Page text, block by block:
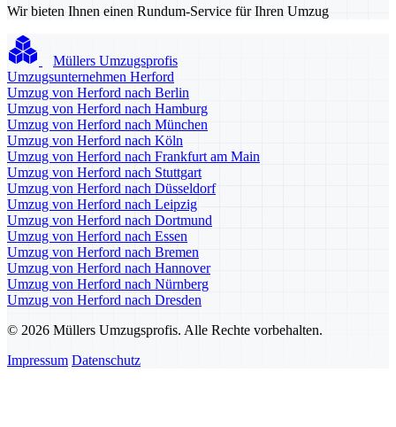
Wir bieten Ihnen einen Rundum-Service für Ihren Umzug
Müllers Umzugsprofis
Umzugsunternehmen Herford
Umzug von Herford nach Berlin
Umzug von Herford nach Hamburg
Umzug von Herford nach München
Umzug von Herford nach Köln
Umzug von Herford nach Frankfurt am Main
Umzug von Herford nach Stuttgart
Umzug von Herford nach Düsseldorf
Umzug von Herford nach Leipzig
Umzug von Herford nach Dortmund
Umzug von Herford nach Essen
Umzug von Herford nach Bremen
Umzug von Herford nach Hannover
Umzug von Herford nach Nürnberg
Umzug von Herford nach Dresden
© 2026 Müllers Umzugsprofis. Alle Rechte vorbehalten.
Impressum Datenschutz